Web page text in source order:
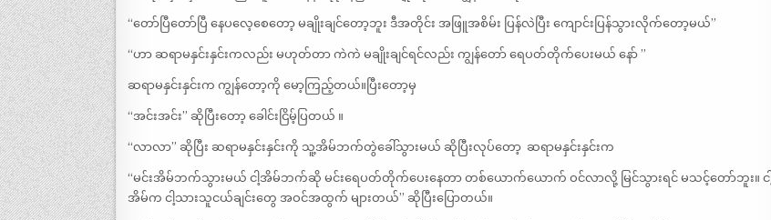
“‌တော်ပြီတော်ပြီ နေပလေ့စေတော့ မချိုးချင်တော့ဘူး ဒီအတိုင်း အဖြူအစိမ်း ပြန်လဲပြီး ကျောင်းပြန်သွားလိုက်တော့မယ်”
“‌ဟာ ဆရာမနှင်းနှင်းကလည်း မဟုတ်တာ ကဲကဲ မချိုးချင်ရင်လည်း ကျွန်တော် ရေပတ်တိုက်ပေးမယ် နော် ”
ဆရာမနှင်းနှင်းက ကျွန်တော့ကို မော့ကြည့်တယ်။ပြီးတော့မှ
“အင်းအင်း” ဆိုပြီးတော့ ခေါင်းငြိမ့်ပြတယ် ။
“‌လာလာ” ဆိုပြီး ဆရာမနှင်းနှင်းကို သူ့အိမ်ဘက်တွဲခေါ်သွားမယ် ဆိုပြီးလုပ်တော့ ‌ ဆရာမနှင်းနှင်းက
“မင်းအိမ်ဘက်သွားမယ် ငါ့အိမ်ဘက်ဆို မင်းရေပတ်တိုက်ပေးနေတာ တစ်ယောက်ယောက် ဝင်လာလို့ မြင်သွားရင် မသင့်တော်ဘူး။ ငါ့
အိမ်က ငါ့သားသူငယ်ချင်းတွေ အဝင်အထွက် များတယ်” ဆိုပြီးပြောတယ်။